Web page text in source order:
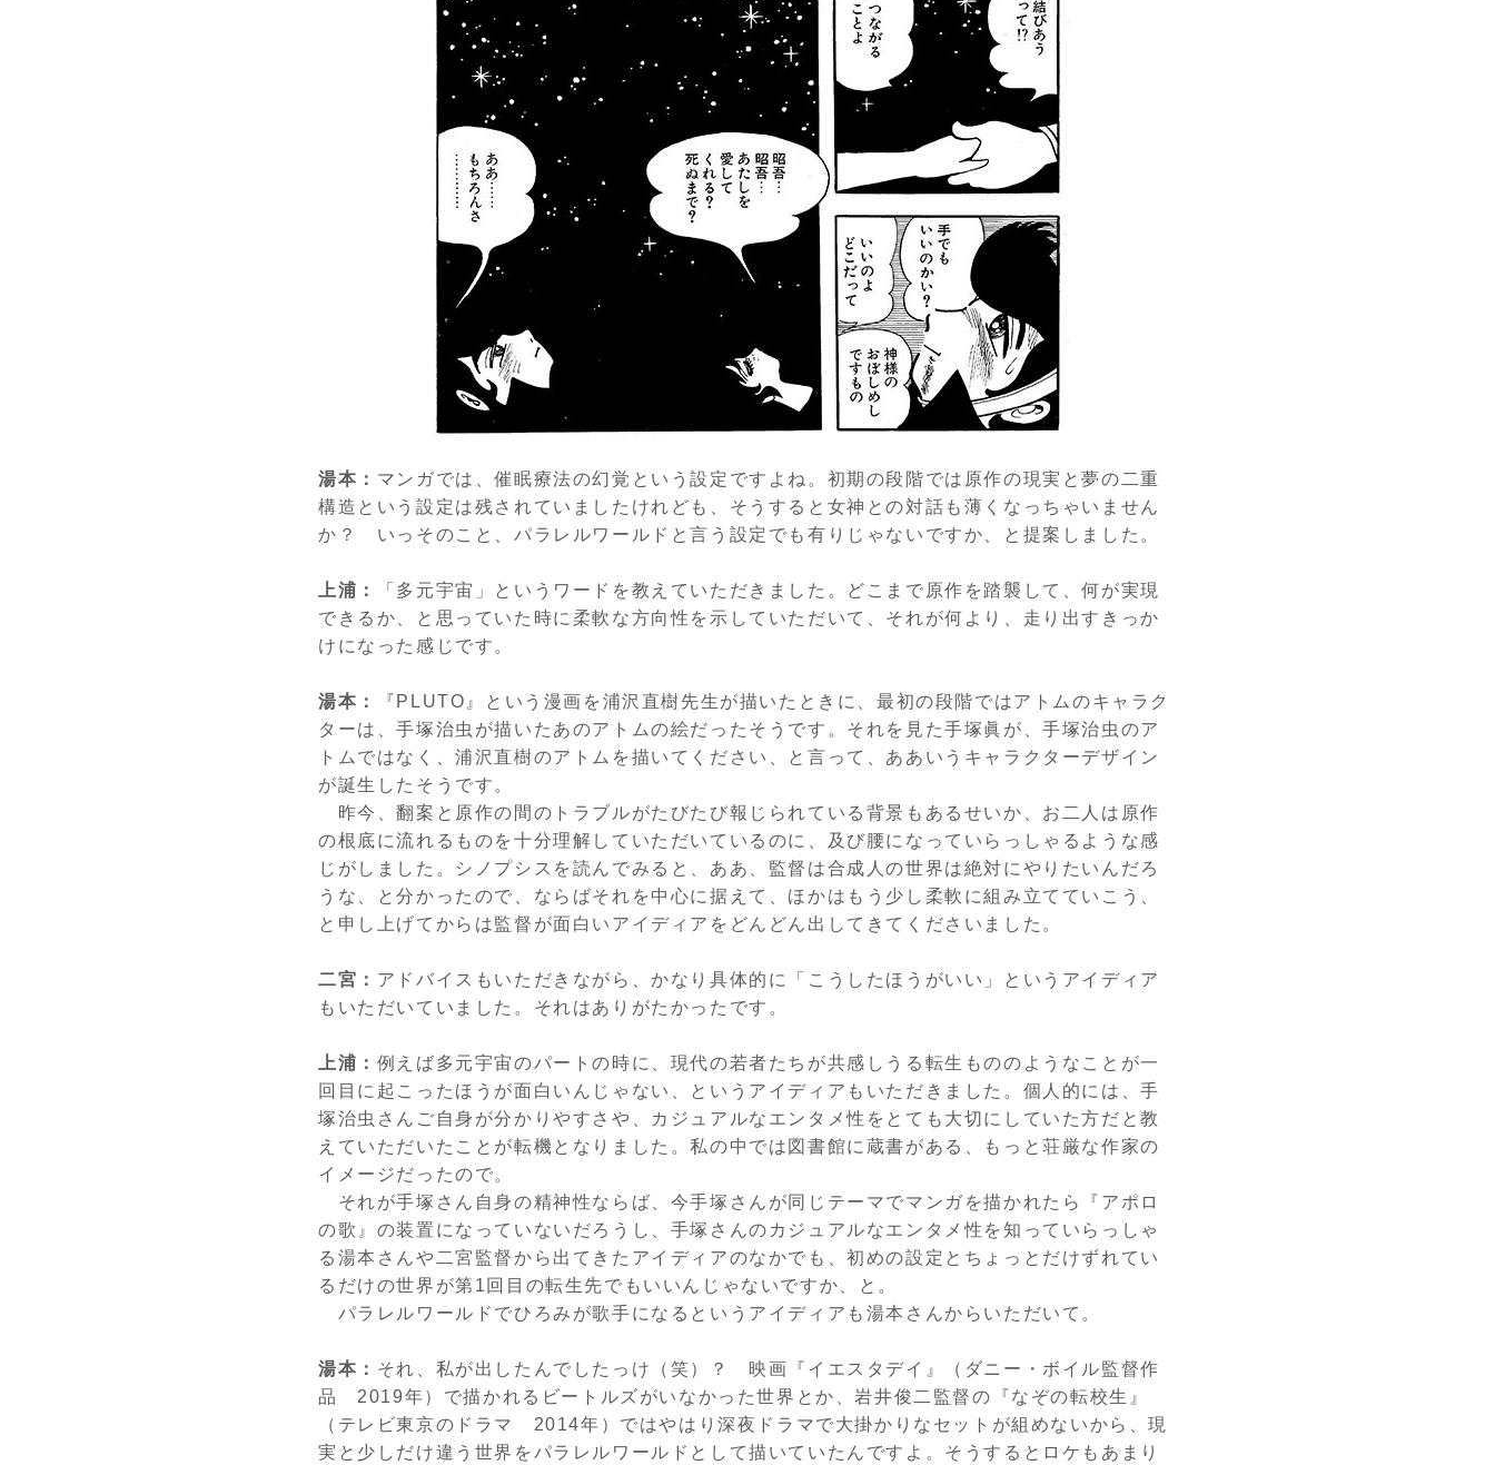
湯本： マンガでは、催眠療法の幻覚という設定ですよね。初期の段階では原作の現実と夢の二重
構造という設定は残されていましたけれども、そうすると女神との対話も薄くなっちゃいません
か？ いっそのこと、パラレルワールドと言う設定でも有りじゃないですか、と提案しました。
上浦：
「多元宇宙」というワードを教えていただきました。どこまで原作を踏襲して、何が実現
できるか、と思っていた時に柔軟な方向性を示していただいて、それが何より、走り出すきっか
けになった感じです。
湯本： 『 PLUTO 』という漫画を浦沢直樹先生が描いたときに、最初の段階ではアトムのキャラク
ターは、手塚治虫が描いたあのアトムの絵だったそうです。それを見た手塚眞が、手塚治虫のア
トムではなく、浦沢直樹のアトムを描いてください、と言って、ああいうキャラクターデザイン
が誕生したそうです。
昨今、翻案と原作の間のトラブルがたびたび報じられている背景もあるせいか、お二人は原作
の根底に流れるものを十分理解していただいているのに、及び腰になっていらっしゃるような感
じがしました。シノプシスを読んでみると、ああ、監督は合成人の世界は絶対にやりたいんだろ
うな、と分かったので、ならばそれを中心に据えて、ほかはもう少し柔軟に組み立てていこう、
と申し上げてからは監督が面白いアイディアをどんどん出してきてくださいました。
二宮： アドバイスもいただきながら、かなり具体的に「こうしたほうがいい」というアイディア
もいただいていました。それはありがたかったです。
上浦： 例えば多元宇宙のパートの時に、現代の若者たちが共感しうる転生もののようなことが一
回目に起こったほうが面白いんじゃない、というアイディアもいただきました。個人的には、手
塚治虫さんご自身が分かりやすさや、カジュアルなエンタメ性をとても大切にしていた方だと教
えていただいたことが転機となりました。私の中では図書館に蔵書がある、もっと荘厳な作家の
イメージだったので。
それが手塚さん自身の精神性ならば、今手塚さんが同じテーマでマンガを描かれたら『アポロ
の歌』の装置になっていないだろうし、手塚さんのカジュアルなエンタメ性を知っていらっしゃ
る湯本さんや二宮監督から出てきたアイディアのなかでも、初めの設定とちょっとだけずれてい
るだけの世界が第 1 回目の転生先でもいいんじゃないですか、と。
パラレルワールドでひろみが歌手になるというアイディアも湯本さんからいただいて。
湯本： それ、私が出したんでしたっけ（笑）？ 映画『イエスタデイ』（ダニー・ボイル監督作
品 2019年）で描かれるビートルズがいなかった世界とか、岩井俊二監督の『なぞの転校生』
（テレビ東京のドラマ 2014年）ではやはり深夜ドラマで大掛かりなセットが組めないから、現
実と少しだけ違う世界をパラレルワールドとして描いていたんですよ。そうするとロケもあまり